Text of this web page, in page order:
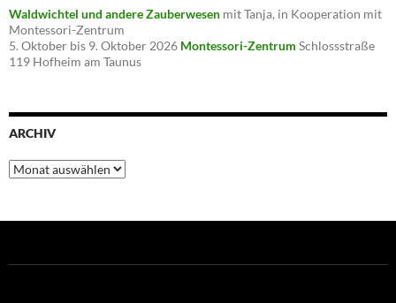
Waldwichtel und andere Zauberwesen mit Tanja, in Kooperation mit
Montessori-Zentrum
5. Oktober bis 9. Oktober 2026 Montessori-Zentrum Schlossstraße
119 Hofheim am Taunus
ARCHIV
Archiv